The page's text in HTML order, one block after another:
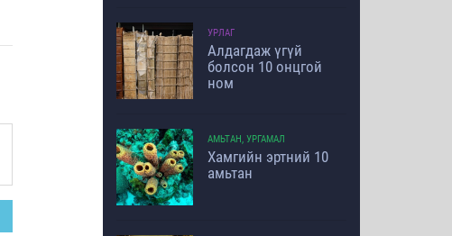
УРЛАГ
Алдагдаж үгүй
болсон 10 онцгой
ном
АМЬТАН, УРГАМАЛ
Хамгийн эртний 10
амьтан